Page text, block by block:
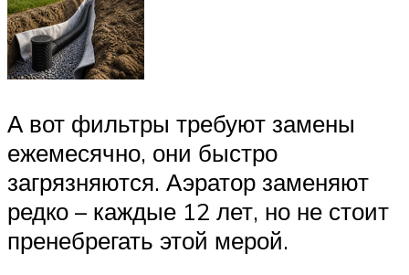
А вот фильтры требуют замены
ежемесячно, они быстро
загрязняются. Аэратор заменяют
редко – каждые 12 лет, но не стоит
пренебрегать этой мерой.